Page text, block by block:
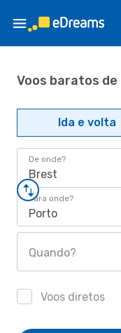
Voos baratos
Ida e volta
De onde?
Brest
Para onde?
Porto
Quando?
Voos diretos